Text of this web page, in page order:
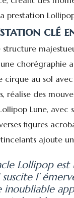
prestation
clé
structure
chorégraphie
cirque au sol
réalise des
Lune,
figures
ajoute
Lollipop
suscite l’
inoubliable